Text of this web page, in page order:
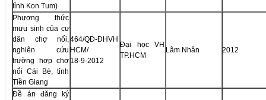
tỉnh Kon Tum)
Phương thức
mưu sinh của cư
dân chợ nổi,
nghiên cứu
trường hợp chợ
nổi Cái Bè, tỉnh
Tiền Giang
464/QĐ-ĐHVH
HCM/
18-9-2012
Đại học VH
TP.HCM
Lâm Nhân 2012
Đề án đăng ký